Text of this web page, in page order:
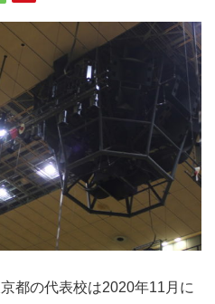
都の代表校は2020年11月に